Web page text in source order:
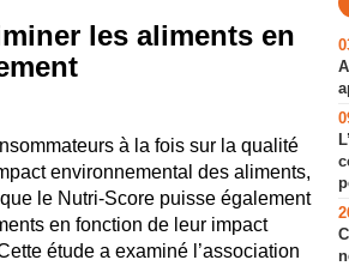
les aliments en
à la fois sur la qualité
environnemental des aliments,
le Nutri-Score puisse également
en fonction de leur impact
étude a examiné l’association